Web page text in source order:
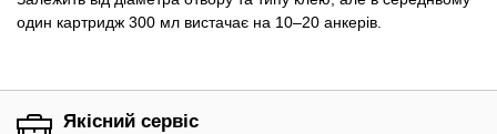
один картридж 300 мл вистачає на 10–20 анкерів.
Якісний сервіс